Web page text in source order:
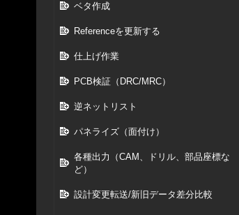
ベタ作成
Referenceを更新する
仕上げ作業
PCB検証（DRC/MRC）
逆ネットリスト
パネライズ（面付け）
各種出力（CAM、ドリル、部品座標な
ど）
設計変更転送/新旧データ差分比較